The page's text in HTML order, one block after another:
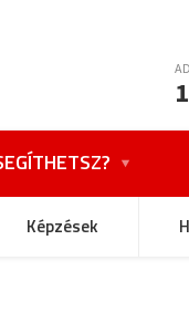
Képzések